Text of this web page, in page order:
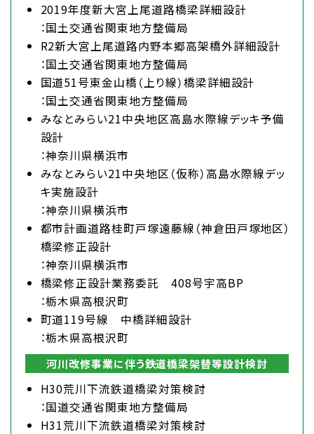
2019年度新大宮上尾道路橋梁詳細設計
：国土交通省関東地方整備局
R2新大宮上尾道路内野本郷高架橋外詳細設計
：国土交通省関東地方整備局
国道51号東金山橋（上り線）橋梁詳細設計
：国土交通省関東地方整備局
みなとみらい21中央地区高島水際線デッキ予備
設計
：神奈川県横浜市
みなとみらい21中央地区（仮称）高島水際線デッ
キ実施設計
：神奈川県横浜市
都市計画道路桂町戸塚遠藤線（神倉田戸塚地区）
橋梁修正設計
：神奈川県横浜市
橋梁修正設計業務委託 408号宇高BP
：栃木県高根沢町
町道119号線 中橋詳細設計
：栃木県高根沢町
河川改修事業に伴う鉄道橋梁架替等設計検討
H30荒川下流鉄道橋梁対策検討
：国道交通省関東地方整備局
H31荒川下流鉄道橋梁対策検討